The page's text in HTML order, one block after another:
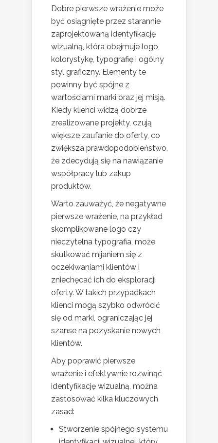
Dobre pierwsze wrażenie może
być osiągnięte przez starannie
zaprojektowaną identyfikację
wizualną, która obejmuje logo,
kolorystykę, typografię i ogólny
styl graficzny. Elementy te
powinny być spójne z
wartościami marki oraz jej misją.
Kiedy klienci widzą dobrze
zrealizowane projekty, czują
większe zaufanie do oferty, co
zwiększa prawdopodobieństwo,
że zdecydują się na nawiązanie
współpracy lub zakup
produktów.
Warto zauważyć, że negatywne
pierwsze wrażenie, na przykład
skomplikowane logo czy
nieczytelna typografia, może
skutkować mijaniem się z
oczekiwaniami klientów i
zniechęcać ich do eksploracji
oferty. W takich przypadkach
klienci mogą szybko odwrócić
się od marki, ograniczając jej
szanse na pozyskanie nowych
klientów.
Aby poprawić pierwsze
wrażenie i efektywnie rozwinąć
identyfikację wizualną, można
zastosować kilka kluczowych
zasad:
Stworzenie spójnego systemu